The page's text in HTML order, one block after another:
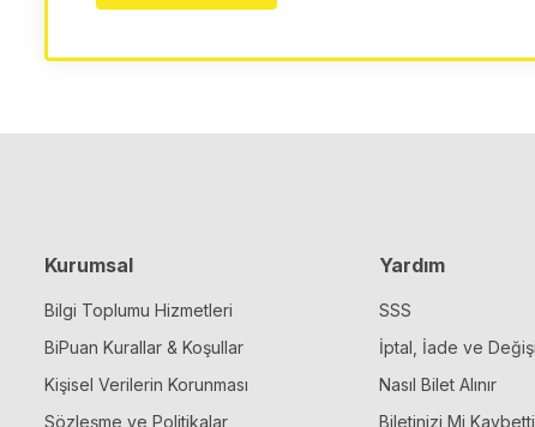
Kurumsal
Bilgi Toplumu Hizmetleri
BiPuan Kurallar & Koşullar
Kişisel Verilerin Korunması
Sözleşme ve Politikalar
Yardım
SSS
İptal, İade ve
Nasıl Bilet Alınır
Biletinizi Mi